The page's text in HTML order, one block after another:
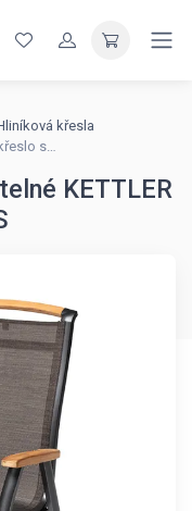
křesla
KETTLER